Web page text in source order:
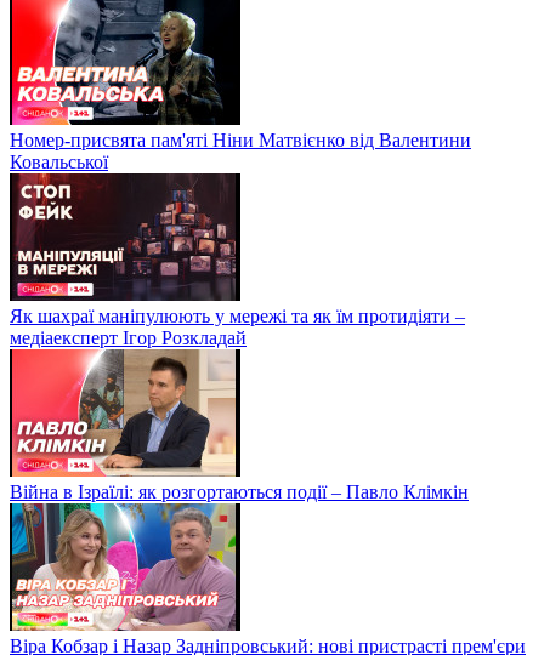
Номер-присвята пам'яті Ніни Матвієнко від Валентини
Ковальської
Як шахраї маніпулюють у мережі та як їм протидіяти –
медіаексперт Ігор Розкладай
Війна в Ізраїлі: як розгортаються події – Павло Клімкін
Віра Кобзар і Назар Задніпровський: нові пристрасті прем'єри